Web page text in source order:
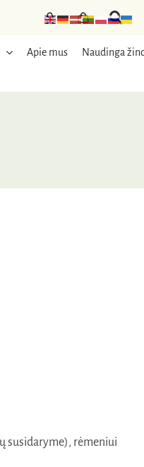
Apie mus
Naudinga
susidaryme), rėmeniui